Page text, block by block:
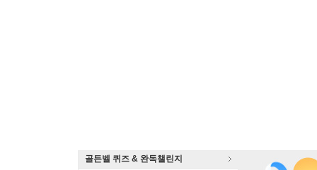
골든벨 퀴즈 & 완독챌린지